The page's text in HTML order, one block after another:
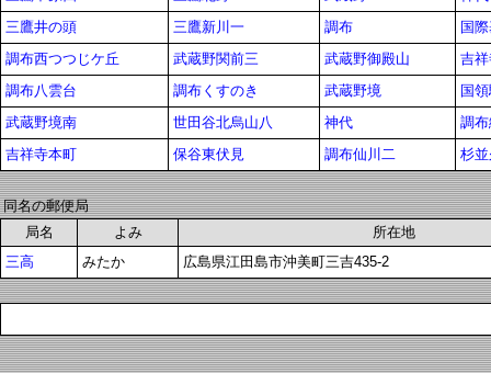
三鷹井の頭
三鷹新川一 調布
国
調布西つつじケ丘
武蔵野関前三 武蔵野御殿山
吉
調布八雲台
調布くすのき 武蔵野境
国
武蔵野境南
世田谷北烏山八 神代
調
吉祥寺本町
保谷東伏見 調布仙川二 杉
同名の郵便局
局名
よみ
所在地
三高
みたか 広島県江田島市沖美町三吉435-2